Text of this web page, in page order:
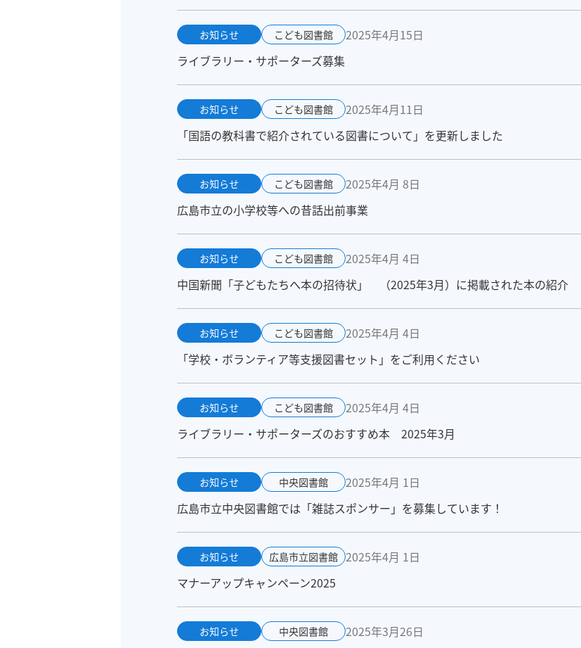
お知らせ こども図書館
2025年4月15日
ライブラリー・サポーターズ募集
お知らせ こども図書館
2025年4月11日
「国語の教科書で紹介されている図書について」を更新しました
お知らせ こども図書館
2025年4月 8日
広島市立の小学校等への昔話出前事業
お知らせ こども図書館
2025年4月 4日
中国新聞「子どもたちへ本の招待状」 （2025年3月）に掲載された本の紹介
お知らせ こども図書館
2025年4月 4日
「学校・ボランティア等支援図書セット」をご利用ください
お知らせ こども図書館
2025年4月 4日
ライブラリー・サポーターズのおすすめ本 2025年3月
お知らせ 中央図書館
2025年4月 1日
広島市立中央図書館では「雑誌スポンサー」を募集しています！
お知らせ 広島市立図書館 2025年4月 1日
マナーアップキャンペーン2025
お知らせ 中央図書館
2025年3月26日